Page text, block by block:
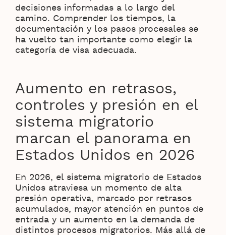
decisiones informadas a lo largo del
camino. Comprender los tiempos, la
documentación y los pasos procesales se
ha vuelto tan importante como elegir la
categoría de visa adecuada.
Aumento en retrasos,
controles y presión en el
sistema migratorio
marcan el panorama en
Estados Unidos en 2026
En 2026, el sistema migratorio de Estados
Unidos atraviesa un momento de alta
presión operativa, marcado por retrasos
acumulados, mayor atención en puntos de
entrada y un aumento en la demanda de
distintos procesos migratorios. Más allá de